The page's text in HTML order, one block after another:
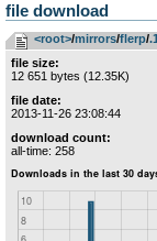
file download
<root>­/­mirrors­/­flerp­/­.1
file size:
12 651 bytes (12.35K)
file date:
2013-11-26 23:08:44
download count:
all-time: 258